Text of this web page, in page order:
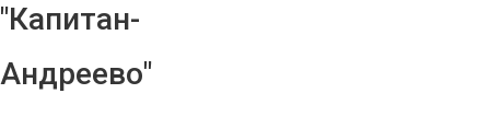
"Капитан-
Андреево"